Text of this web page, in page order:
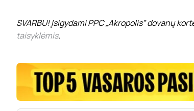
SVARBU! Įsigydami PPC „Akropolis” dovanų
taisyklėmis.